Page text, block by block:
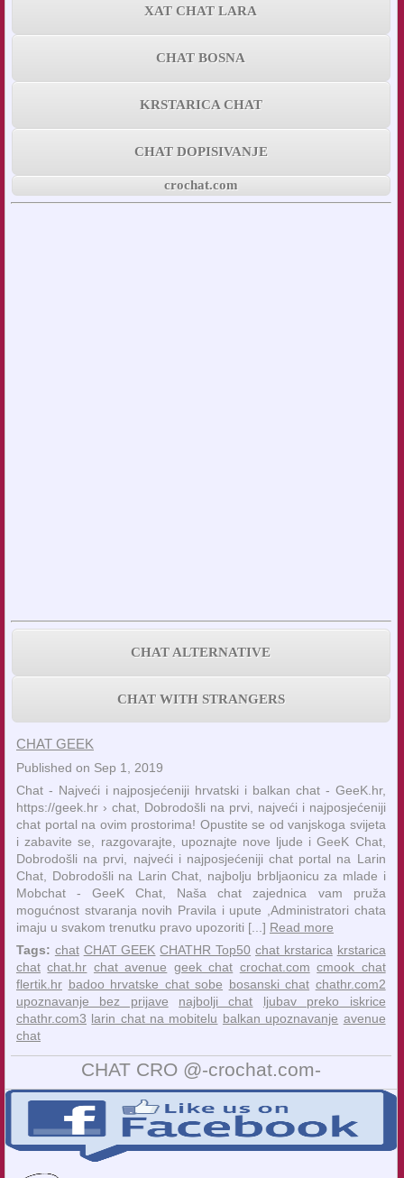
XAT CHAT LARA
CHAT BOSNA
KRSTARICA CHAT
CHAT DOPISIVANJE
crochat.com
CHAT ALTERNATIVE
CHAT WITH STRANGERS
CHAT GEEK
Published on Sep 1, 2019
Chat - Najveći i najposjećeniji hrvatski i balkan chat - GeeK.hr,
https://geek.hr › chat, Dobrodošli na prvi, najveći i najposjećeniji
chat portal na ovim prostorima! Opustite se od vanjskoga svijeta
i zabavite se, razgovarajte, upoznajte nove ljude i GeeK Chat,
Dobrodošli na prvi, najveći i najposjećeniji chat portal na Larin
Chat, Dobrodošli na Larin Chat, najbolju brbljaonicu za mlade i
Mobchat - GeeK Chat, Naša chat zajednica vam pruža
mogućnost stvaranja novih Pravila i upute ,Administratori chata
imaju u svakom trenutku pravo upozoriti [...] Read more
Tags: chat CHAT GEEK CHATHR Top50 chat krstarica krstarica
chat chat.hr chat avenue geek chat crochat.com cmook chat
flertik.hr badoo hrvatske chat sobe bosanski chat chathr.com2
upoznavanje bez prijave
najbolji chat
ljubav preko iskrice
chathr.com3 larin chat na mobitelu balkan upoznavanje avenue
chat
CHAT CRO @-crochat.com-